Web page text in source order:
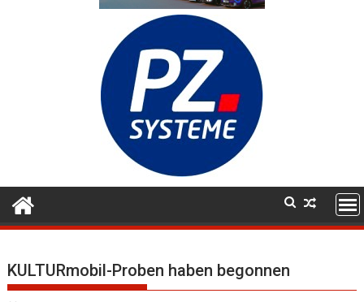
KULTURmobil-Proben haben begonnen